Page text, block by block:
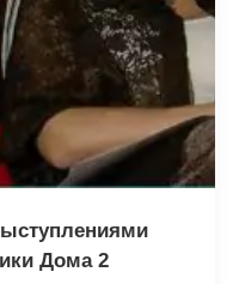
Дома 2